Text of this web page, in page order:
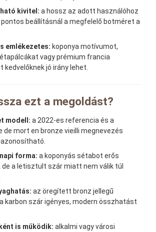
kivitel: a hossz az adott használóhoz
beállításnál a megfelelő botméret a
emlékezetes: koponya motívumot,
vagy prémium francia
kedvelőknek jó irány lehet.
ezt a megoldást?
modell: a 2022-es referencia és a
de mort en bronze vieilli megnevezés
forma: a koponyás sétabot erős
de a letisztult szár miatt nem válik túl
az öregített bronz jellegű
karbon szár igényes, modern összhatást
is működik: alkalmi vagy városi